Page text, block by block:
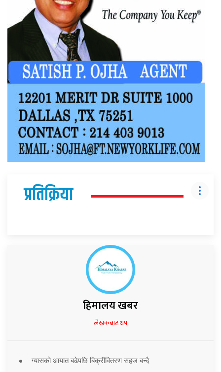
प्रतिक्रिया
हिमालय खबर
लेखकबाट थप
ग्यासको आयात बढेपछि बिक्रीवितरण सहज बन्दै